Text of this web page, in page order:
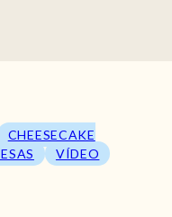
CHEESECAKE
VÍDEO